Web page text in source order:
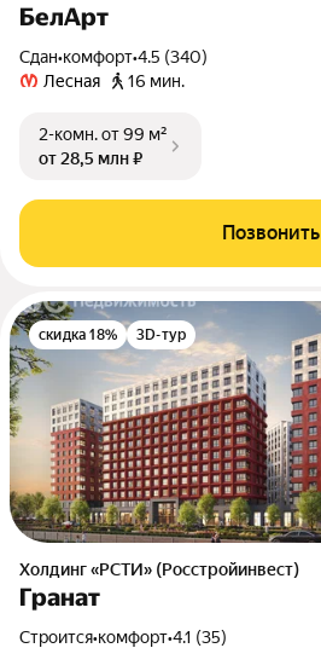
БелАрт
Сдан•комфорт•4.5 (340)
Лесная
16 мин.
2-комн.от 99 м²
от 28,5 млн ₽
Позвонить
скидка 18% 3D-тур
Холдинг «РСТИ» (Росстройинвест)
Гранат
Строится•комфорт•4.1 (35)